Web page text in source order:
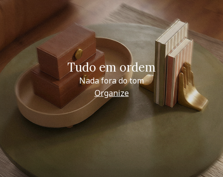
Tudo em ordem
Nada fora do tom
Organize